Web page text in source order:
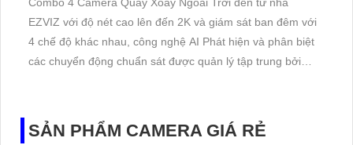
EZVIZ với độ nét cao lên đến 2K và giám sát ban đêm với
4 chế độ khác nhau, công nghệ AI Phát hiện và phân biệt
các chuyển động chuẩn sát được quản lý tập trung bởi
SẢN PHẨM CAMERA GIÁ RẺ